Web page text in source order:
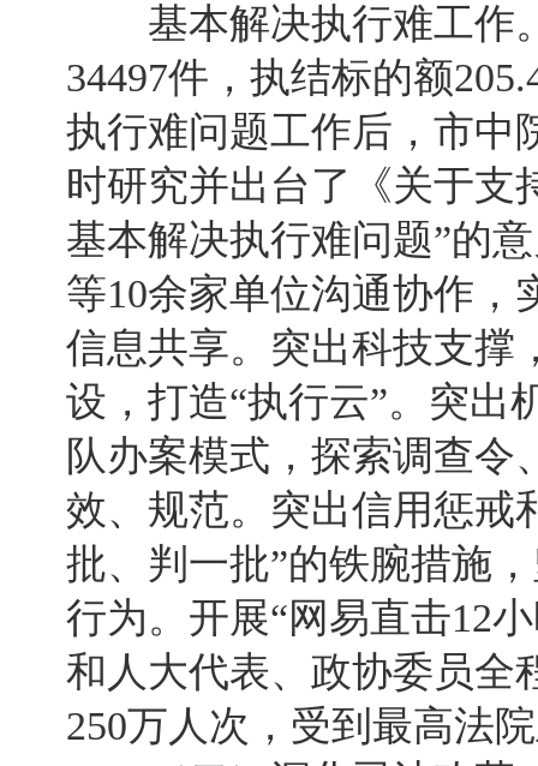
基本解决执行难工作。
34497件，执结标的额
执行难问题工作后，市中
时研究并出台了《关于支
基本解决执行难问题”的
等10余家单位沟通协作，
信息共享。突出科技支撑
设，打造“执行云”。突出
队办案模式，探索调查令
效、规范。突出信用惩戒
批、判一批”的铁腕措施
行为。开展“网易直击12
和人大代表、政协委员全
250万人次，受到最高法